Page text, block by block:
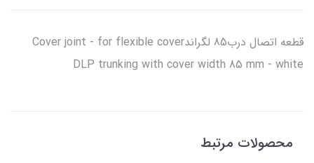
قطعه اتصال درب85 لگراندCover joint - for flexible cover
DLP trunking with cover width 85 mm - white
محصولات مرتبط